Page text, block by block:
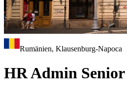
Rumänien, Klausenburg-Napoca
HR Admin